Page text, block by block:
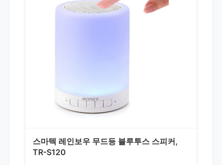
스마텍 레인보우 무드등 블루투스 스피커,
TR-S120